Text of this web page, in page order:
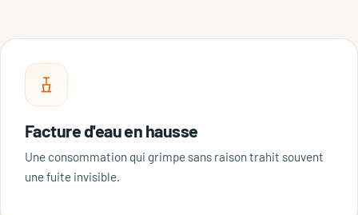
Facture d'eau en hausse
Une consommation qui grimpe sans raison trahit souvent
une fuite invisible.